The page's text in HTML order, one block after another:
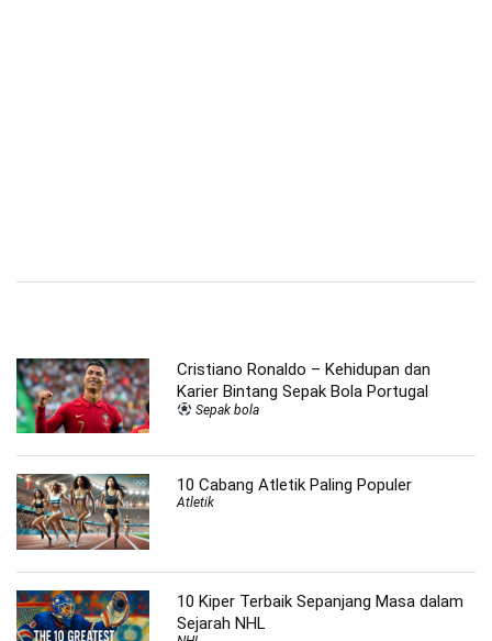
Cristiano Ronaldo – Kehidupan dan
Karier Bintang Sepak Bola Portugal
Sepak bola
10 Cabang Atletik Paling Populer
Atletik
10 Kiper Terbaik Sepanjang Masa dalam
Sejarah NHL